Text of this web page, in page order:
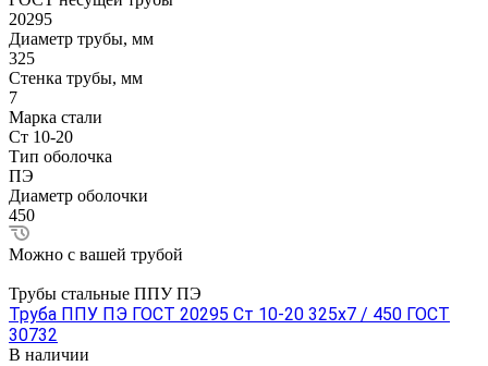
20295
Диаметр трубы, мм
325
Стенка трубы, мм
7
Марка стали
Ст 10-20
Тип оболочка
ПЭ
Диаметр оболочки
450
Можно с вашей трубой
Трубы стальные ППУ ПЭ
Труба ППУ ПЭ ГОСТ 20295 Ст 10-20 325x7 / 450 ГОСТ
30732
В наличии